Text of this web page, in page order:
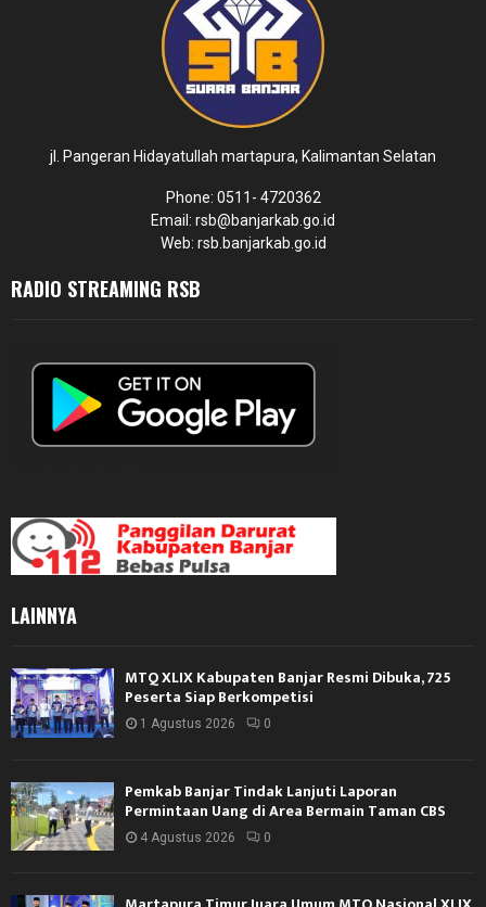
jl. Pangeran Hidayatullah martapura, Kalimantan Selatan
Phone: 0511- 4720362
Email: rsb@banjarkab.go.id
Web: rsb.banjarkab.go.id
RADIO STREAMING RSB
LAINNYA
MTQ XLIX Kabupaten Banjar Resmi Dibuka, 725
Peserta Siap Berkompetisi
1 Agustus 2026 0
Pemkab Banjar Tindak Lanjuti Laporan
Permintaan Uang di Area Bermain Taman CBS
4 Agustus 2026 0